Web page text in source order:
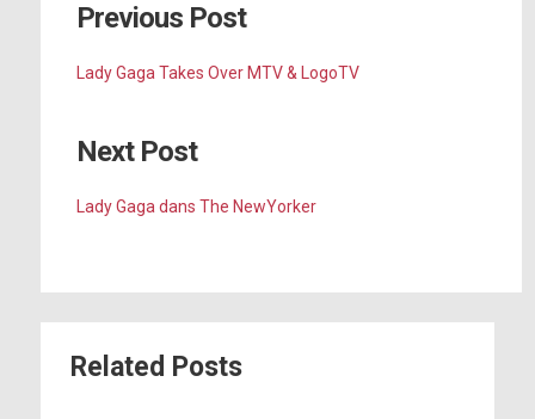
Previous Post
Lady Gaga Takes Over MTV & LogoTV
Next Post
Lady Gaga dans The NewYorker
Related Posts